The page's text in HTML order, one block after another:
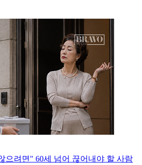
으려면" 60세 넘어 끊어내야 할 사람